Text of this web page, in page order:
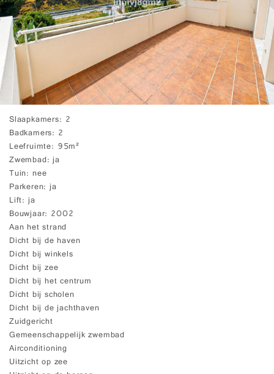
Slaapkamers 2
Badkamers 2
Leefruimte 95m²
Zwembad ja
Tuin nee
Parkeren ja
Lift ja
Bouwjaar 2002
Aan het strand
Dicht bij de haven
Dicht bij winkels
Dicht bij zee
Dicht bij het centrum
Dicht bij scholen
Dicht bij de jachthaven
Zuidgericht
Gemeenschappelijk zwembad
Airconditioning
Uitzicht op zee